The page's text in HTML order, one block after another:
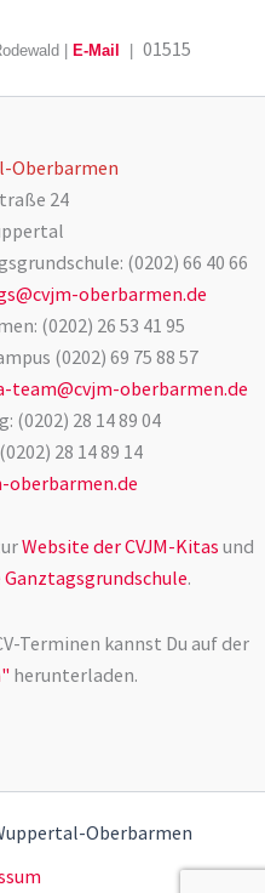
| E-Mail
01515
Oberbarmen
24
(0202) 66 40 66
oberbarmen.de
(0202) 26 53 41 95
(0202) 69 75 88 57
team@cvjm-oberbarmen.de
(0202) 28 14 89 04
28 14 89 14
oberbarmen.de
Website der CVJM-Kitas und
Ganztagsgrundschule.
Terminen kannst Du auf der
herunterladen.
Oberbarmen